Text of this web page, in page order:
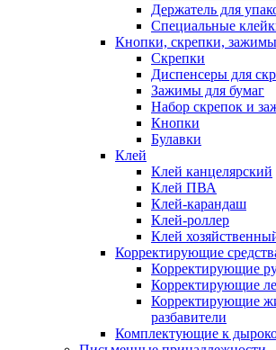
Держатель для
Специальные
Кнопки, скрепки,
Скрепки
Диспенсеры для
Зажимы для бумаг
Набор скрепок и
Кнопки
Булавки
Клей
Клей канцелярский
Клей ПВА
Клей-карандаш
Клей-роллер
Клей
Корректирующие
Корректирующие
Корректирующие
Корректирующие
разбавители
Комплектующие к